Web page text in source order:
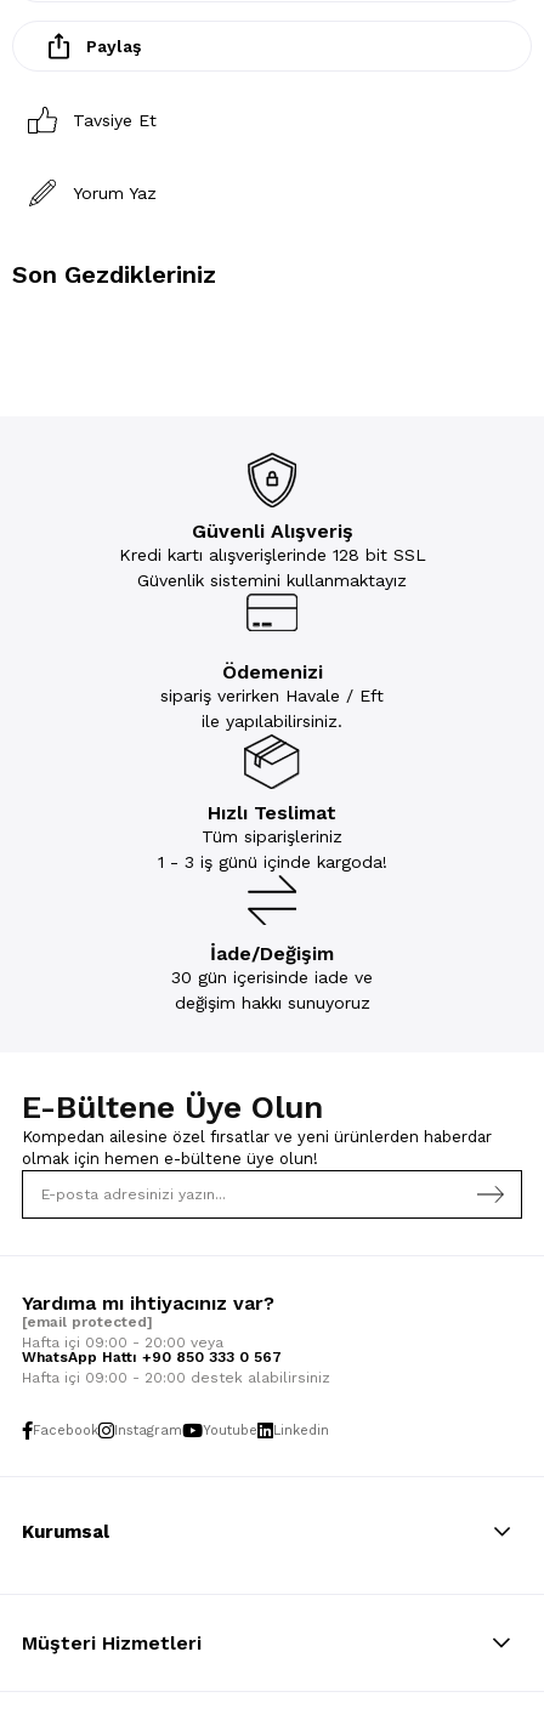
Paylaş
Tavsiye Et
Yorum Yaz
Son Gezdikleriniz
Güvenli Alışveriş
Kredi kartı alışverişlerinde 128 bit SSL
Güvenlik sistemini kullanmaktayız
Ödemenizi
sipariş verirken Havale / Eft
ile yapılabilirsiniz.
Hızlı Teslimat
Tüm siparişleriniz
1 - 3 iş günü içinde kargoda!
İade/Değişim
30 gün içerisinde iade ve
değişim hakkı sunuyoruz
E-Bültene Üye Olun
Kompedan ailesine özel fırsatlar ve yeni ürünlerden haberdar
olmak için hemen e-bültene üye olun!
Yardıma mı ihtiyacınız var?
[email protected]
Hafta içi 09:00 - 20:00 veya
WhatsApp Hattı +90 850 333 0 567
Hafta içi 09:00 - 20:00 destek alabilirsiniz
Facebook Instagram Youtube Linkedin
Kurumsal
Müşteri Hizmetleri